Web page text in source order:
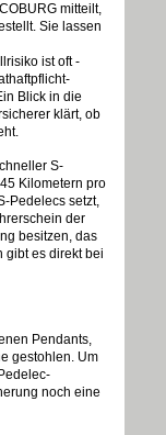
mitteilt,
Sie lassen
ist oft -
Blick in die
klärt, ob
S-
Kilometern pro
Pedelecs setzt,
der
besitzen, das
gibt es direkt bei
Pendants,
gestohlen. Um
noch eine